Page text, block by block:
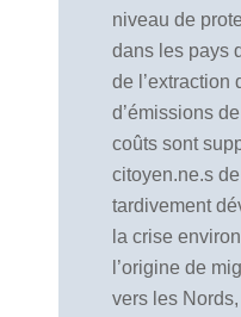
niveau de
dans les pays
de l’extraction
d’émissions
coûts sont
citoyen.ne.s
tardivement
la crise
l’origine de
vers les